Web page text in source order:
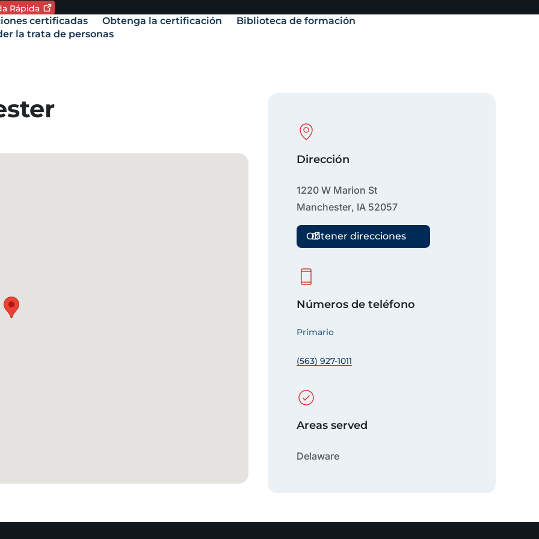
Idioma actual:
Rápida
certificadas Obtenga la certificación
Biblioteca de formación
la trata de personas
Physical Location
Dirección
1220 W Marion St
Manchester, IA 52057
Obtener direcciones
Números de teléfono
Primario
(563) 927-1011
Areas served
Delaware